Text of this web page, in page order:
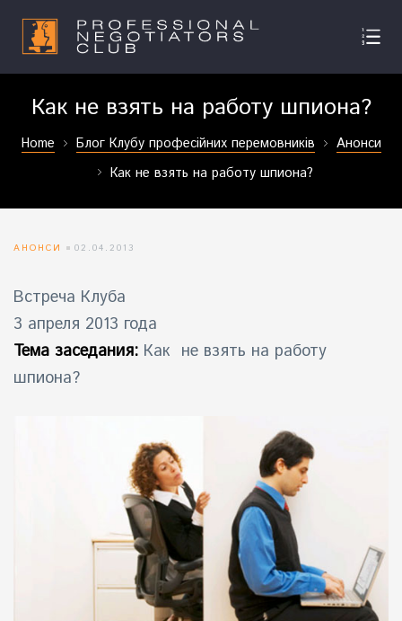
Как не взять на работу шпиона?
Home Блог Клубу професійних перемовників
Анонси
Как не взять на работу шпиона?
АНОНСИ 02.04.2013
Встреча Клуба
3 апреля 2013 года
Тема заседания: Как не взять на работу
шпиона?